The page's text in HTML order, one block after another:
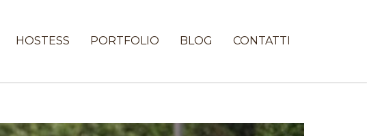
HOSTESS PORTFOLIO BLOG CONTATTI